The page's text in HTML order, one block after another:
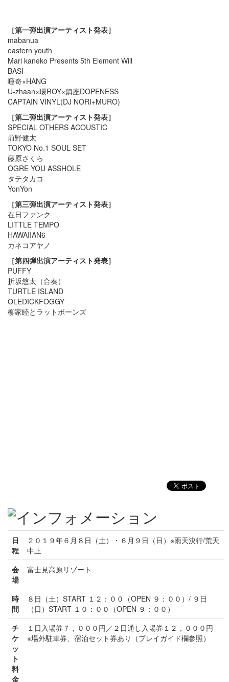
［第一弾出演アーティスト発表］
mabanua
eastern youth
Mari kaneko Presents 5th Element Will
BASI
唾奇×HANG
U-zhaan×環ROY×鎮座DOPENESS
CAPTAIN VINYL(DJ NORI+MURO)
［第二弾出演アーティスト発表］
SPECIAL OTHERS ACOUSTIC
前野健太
TOKYO No.1 SOUL SET
藤原さくら
OGRE YOU ASSHOLE
タテタカコ
YonYon
［第三弾出演アーティスト発表］
在日ファンク
LITTLE TEMPO
HAWAIIAN6
カネコアヤノ
［第四弾出演アーティスト発表］
PUFFY
折坂悠太（合奏）
TURTLE ISLAND
OLEDICKFOGGY
柳家睦とラットボーンズ
日
程
２０１９年６月８日（土）・６月９日（日）※雨天決行/荒天
中止
会
場
富士見高原リゾート
時
間
８日（土）START １２：００（OPEN ９：００）/ ９日
（日）START １０：００（OPEN ９：００）
チ
ケ
ッ
ト
料
金
１日入場券７，０００円／２日通し入場券１２，０００円
※場外駐車券、宿泊セット券あり（プレイガイド欄参照）